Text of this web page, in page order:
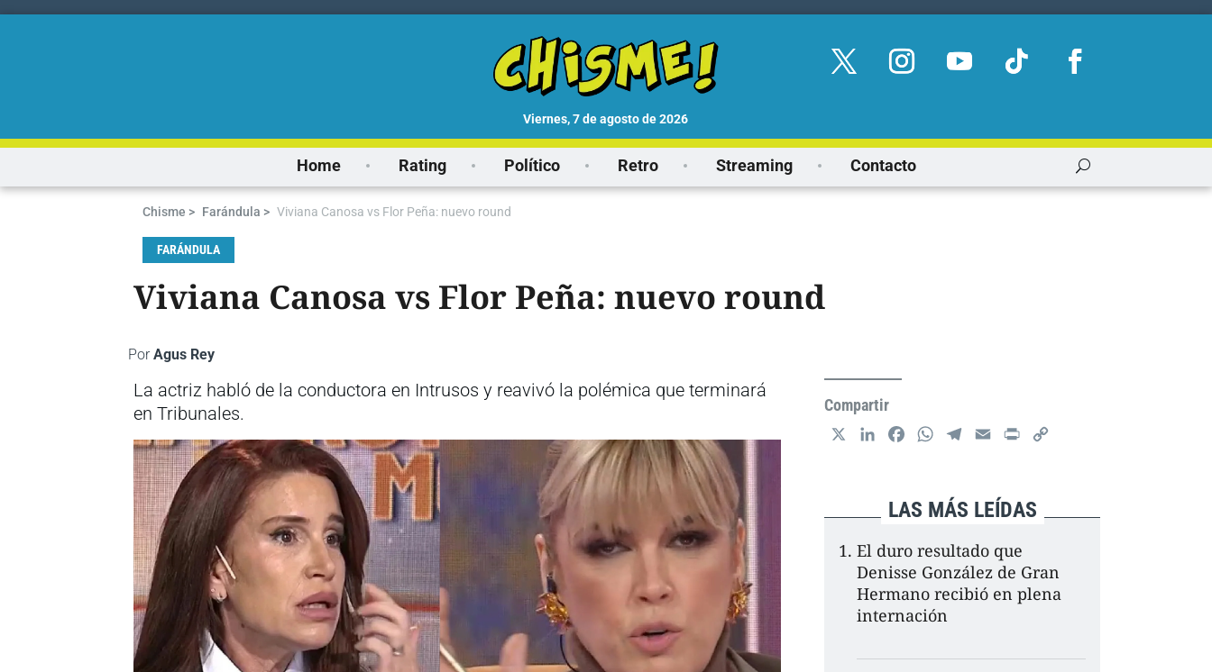
viernes, 7 de agosto de 2026
Home Rating Político Retro Streaming Contacto
Chisme > Farándula > Viviana Canosa vs Flor Peña: nuevo round
FARÁNDULA
Viviana Canosa vs Flor Peña: nuevo round
PorAgus Rey
La actriz habló de la conductora en Intrusos y reavivó la polémica que terminará
en Tribunales.
Compartir
e
d
I
e
b
o
k
W
t
s
p
p
e
g
a
m
i
l
n
t
L
LAS MÁS LEÍDAS
El duro resultado que
Denisse González de Gran
Hermano recibió en plena
internación